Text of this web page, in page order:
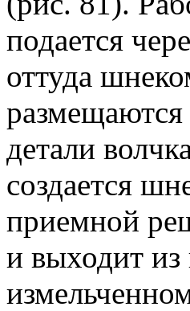
подается
оттуда
детали
создается
приемной
и выходит из